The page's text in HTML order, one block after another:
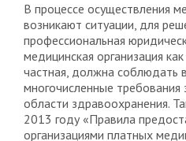
В процессе осуществления
возникают ситуации, для
профессиональная
медицинская организация
частная, должна соблюдать
многочисленные требования
области здравоохранения.
2013 году «Правила
организациями платных